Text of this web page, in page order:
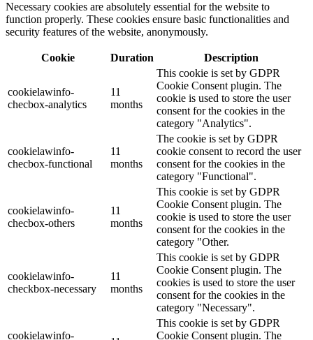
Necessary cookies are absolutely essential for the website to
function properly. These cookies ensure basic functionalities and
security features of the website, anonymously.
Cookie Duration Description
cookielawinfo-
checbox-analytics
11
months
This cookie is set by GDPR
Cookie Consent plugin. The
cookie is used to store the user
consent for the cookies in the
category "Analytics".
cookielawinfo-
checbox-functional
11
months
The cookie is set by GDPR
cookie consent to record the user
consent for the cookies in the
category "Functional".
cookielawinfo-
checbox-others
11
months
This cookie is set by GDPR
Cookie Consent plugin. The
cookie is used to store the user
consent for the cookies in the
category "Other.
cookielawinfo-
checkbox-necessary
11
months
This cookie is set by GDPR
Cookie Consent plugin. The
cookies is used to store the user
consent for the cookies in the
category "Necessary".
cookielawinfo-
This cookie is set by GDPR
Cookie Consent plugin. The